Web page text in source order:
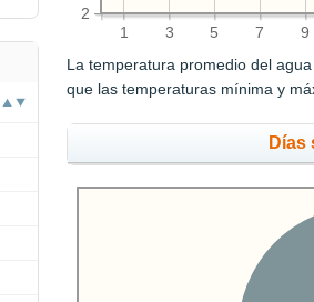
1 3 5 7 9
2
La temperatura promedio del
que las temperaturas mínima y
Días